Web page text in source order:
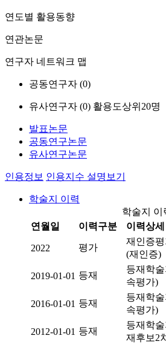
연도별 활용동향
연관논문
연구자 네트워크 맵
공동연구자 (0)
유사연구자 (0) 활용도상위20명
발표논문
공동연구논문
유사연구논문
인용정보 인용지수 설명보기
학술지 이력
학술지 이
연월일
이력구분 이력상세
2022 평가
재인증
(재인증)
2019-01-01 등재
등재학술
속평가)
2016-01-01 등재
등재학술
속평가)
2012-01-01 등재
등재학
재후보2